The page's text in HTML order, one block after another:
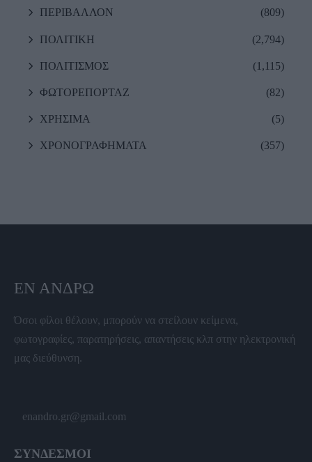
ΠΕΡΙΒΑΛΛΟΝ (809)
ΠΟΛΙΤΙΚΗ (2,794)
ΠΟΛΙΤΙΣΜΟΣ (1,115)
ΦΩΤΟΡΕΠΟΡΤΑΖ (82)
ΧΡΗΣΙΜΑ (5)
ΧΡΟΝΟΓΡΑΦΗΜΑΤΑ (357)
ΕΝ ΆΝΔΡΩ
Όσοι φίλοι θέλουν, μπορούν να στείλουν κείμενα,
φωτογραφίες, παρατηρήσεις, απαντήσεις κλπ στην ηλεκτρονική
μας διεύθυνση.
enandro.gr@gmail.com
ΣΥΝΔΕΣΜΟΙ